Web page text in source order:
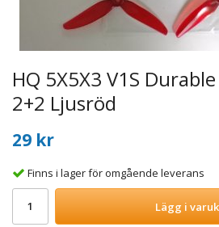
HQ 5X5X3 V1S
2+2 Ljusröd
29 kr
Finns i lager för omgående leverans
Lägg i